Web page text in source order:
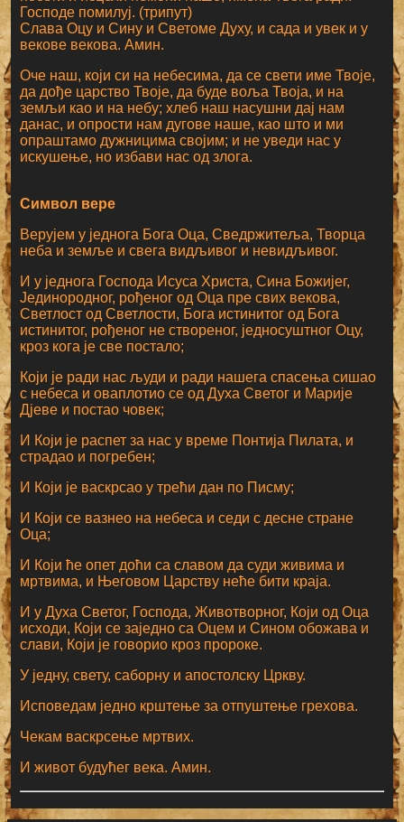
Господе помилуј. (трипут)
Слава Оцу и Сину и Светоме Духу, и сада и увек и у
векове векова. Амин.
Оче наш, који си на небесима, да се свети име Твоје,
да дође царство Твоје, да буде воља Твоја, и на
земљи као и на небу; хлеб наш насушни дај нам
данас, и опрости нам дугове наше, као што и ми
опраштамо дужницима својим; и не уведи нас у
искушење, но избави нас од злога.
Символ вере
Верујем у једнога Бога Оца, Сведржитеља, Творца
неба и земље и свега видљивог и невидљивог.
И у једнога Господа Исуса Христа, Сина Божијег,
Јединородног, рођеног од Оца пре свих векова,
Светлост од Светлости, Бога истинитог од Бога
истинитог, рођеног не створеног, једносуштног Оцу,
кроз кога је све постало;
Који је ради нас људи и ради нашега спасења сишао
с небеса и оваплотио се од Духа Светог и Марије
Дјеве и постао човек;
И Који је распет за нас у време Понтија Пилата, и
страдао и погребен;
И Који је васкрсао у трећи дан по Писму;
И Који се вазнео на небеса и седи с десне стране
Оца;
И Који ће опет доћи са славом да суди живима и
мртвима, и Његовом Царству неће бити краја.
И у Духа Светог, Господа, Животворног, Који од Оца
исходи, Који се заједно са Оцем и Сином обожава и
слави, Који је говорио кроз пророке.
У једну, свету, саборну и апостолску Цркву.
Исповедам једно крштење за отпуштење грехова.
Чекам васкрсење мртвих.
И живот будућег века. Амин.